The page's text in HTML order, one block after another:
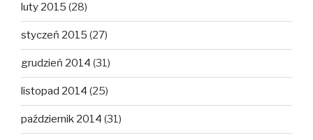
luty 2015 (28)
styczeń 2015 (27)
grudzień 2014 (31)
listopad 2014 (25)
październik 2014 (31)